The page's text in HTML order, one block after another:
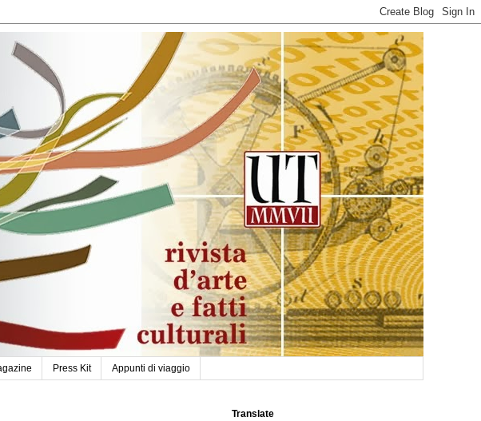
Press Kit Appunti di viaggio
Translate